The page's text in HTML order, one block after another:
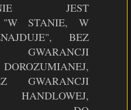
JEST
"W STANIE, W
BEZ
GWARANCJI
HANDLOWEJ,